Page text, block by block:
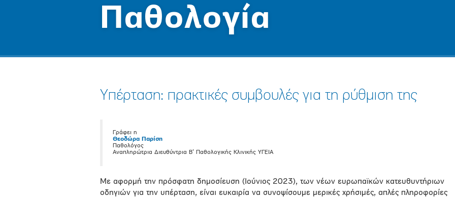
Παθολογία
Υπέρταση: πρακτικές συμβουλές για τη ρύθμιση της
Γράφει η
Θεοδώρα Παρίση
Παθολόγος
Αναπληρώτρια Διευθύντρια Β’ Παθολογικής Κλινικής ΥΓΕΙΑ
Με αφορμή την πρόσφατη δημοσίευση (Ιούνιος 2023), των νέων ευρωπαϊκών κατευθυντήριων
οδηγιών για την υπέρταση, είναι ευκαιρία να συνοψίσουμε μερικές χρήσιμές, απλές πληροφορίες